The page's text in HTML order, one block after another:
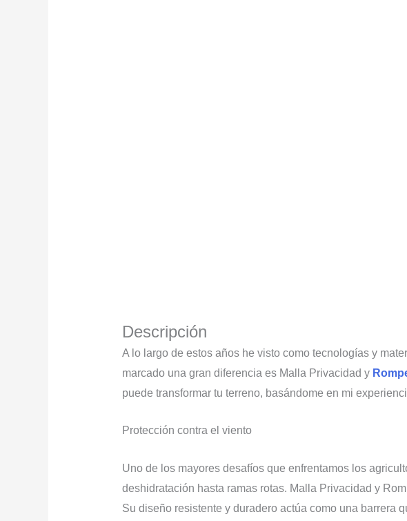
Descripción
A lo largo de estos años he visto como tecnologías y
marcado una gran diferencia es Malla Privacidad y
puede transformar tu terreno, basándome en mi
Protección contra el viento
Uno de los mayores desafíos que enfrentamos los
deshidratación hasta ramas rotas. Malla Privacidad y
Su diseño resistente y duradero actúa como una barrera